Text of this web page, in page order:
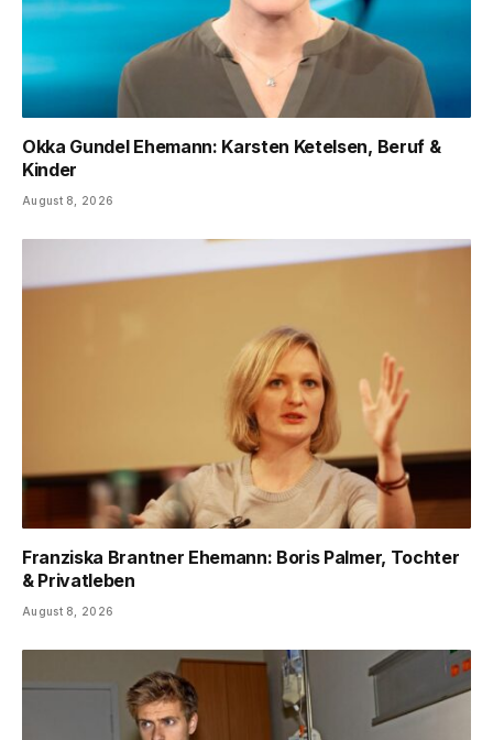
Okka Gundel Ehemann: Karsten Ketelsen, Beruf &
Kinder
August 8, 2026
Franziska Brantner Ehemann: Boris Palmer, Tochter
& Privatleben
August 8, 2026